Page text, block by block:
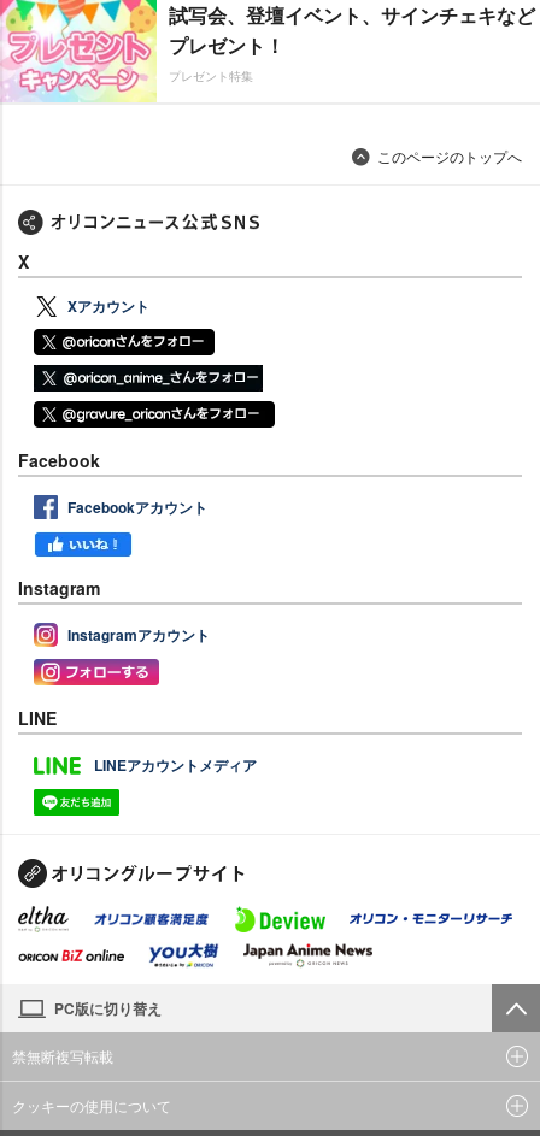
試写会、登壇イベント、サインチェキなど
プレゼント！
プレゼント特集
このページのトップへ
X
Xアカウント
Facebook
Facebookアカウント
Instagram
Instagramアカウント
LINE
LINEアカウントメディア
PC版に切り替え
禁無断複写転載
クッキーの使用について